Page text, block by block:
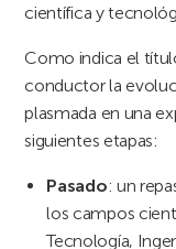
científica y
Como indica el
conductor la
plasmada en una
siguientes etapas:
Pasado: un
los campos
Tecnología,